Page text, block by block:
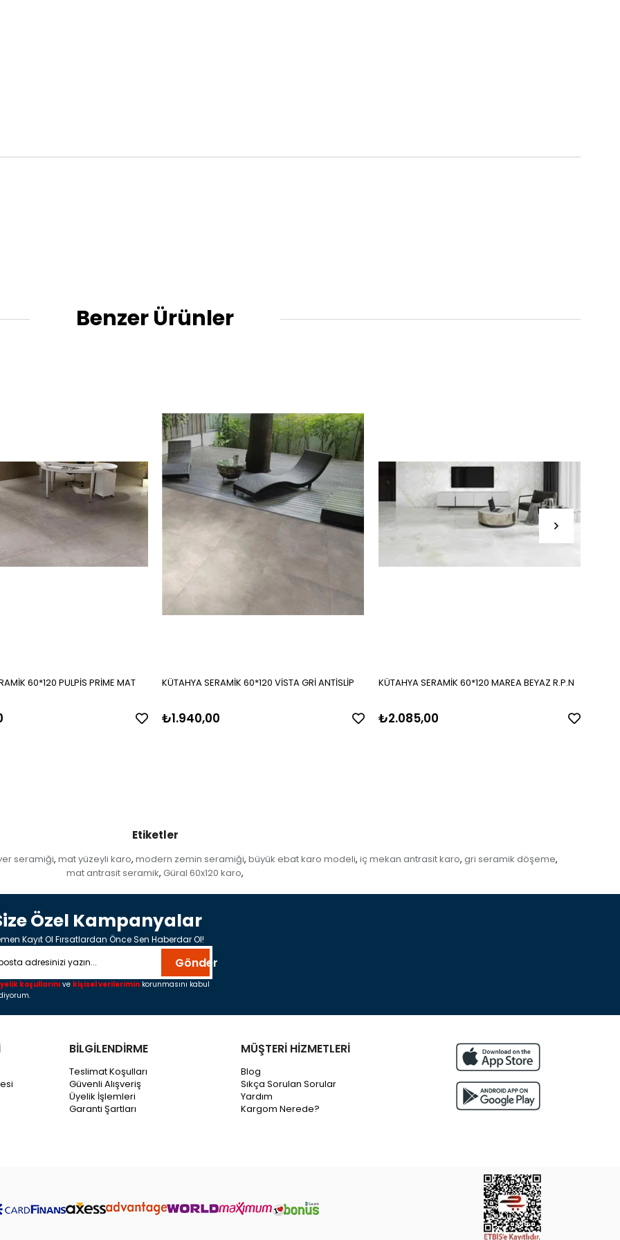
Benzer Ürünler
60*120 PULPİS PRİME MAT KÜTAHYA SERAMİK 60*120 VİSTA GRİ ANTİSLİP
₺1.940,00
KÜTAHYA SERAMİK 60*120 MAREA BEYAZ R.P.N
₺2.085,00
Etiketler
seramiği, mat yüzeyli karo, modern zemin seramiği, büyük ebat karo modeli, iç mekan antrasit karo, gri seramik döşeme,
mat antrasit seramik, Güral 60x120 karo,
Özel Kampanyalar
Kayıt Ol Fırsatlardan Önce Sen Haberdar Ol!
Gönder
koşullarını ve kişisel verilerimin korunmasını kabul
BİLGİLENDİRME
Teslimat Koşulları
Güvenli Alışveriş
Üyelik İşlemleri
Garanti Şartları
MÜŞTERİ HİZMETLERİ
Blog
Sıkça Sorulan Sorular
Yardım
Kargom Nerede?